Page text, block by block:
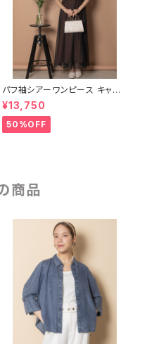
パフ袖シアーワンピース キャミ
ドレスセット
¥13,750
50%OFF
商品